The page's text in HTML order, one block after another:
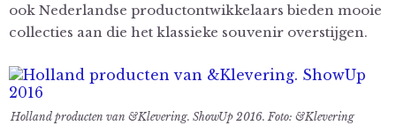
ook Nederlandse productontwikkelaars bieden mooie
collecties aan die het klassieke souvenir overstijgen.
Holland producten van &Klevering. ShowUp 2016. Foto: &Klevering